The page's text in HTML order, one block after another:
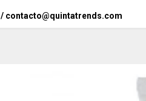
/ contacto@quintatrends.com